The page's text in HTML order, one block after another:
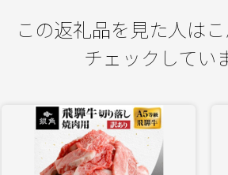
この返礼品を見た人は
チェックしてい